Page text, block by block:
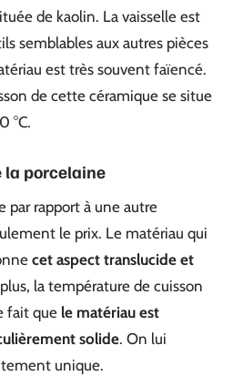
de kaolin. La vaisselle est
semblables aux autres pièces
est très souvent faïencé.
de cette céramique se situe
°C.
la porcelaine
par rapport à une autre
le prix. Le matériau qui
cet aspect translucide et
la température de cuisson
fait que le matériau est
solide. On lui
unique.